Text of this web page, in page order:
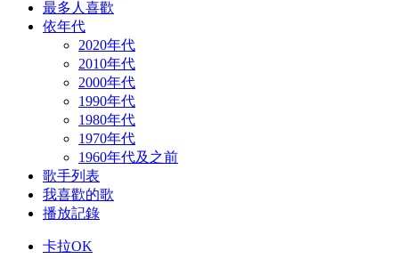
最多人喜歡
依年代
2020年代
2010年代
2000年代
1990年代
1980年代
1970年代
1960年代及之前
歌手列表
我喜歡的歌
播放記錄
卡拉OK